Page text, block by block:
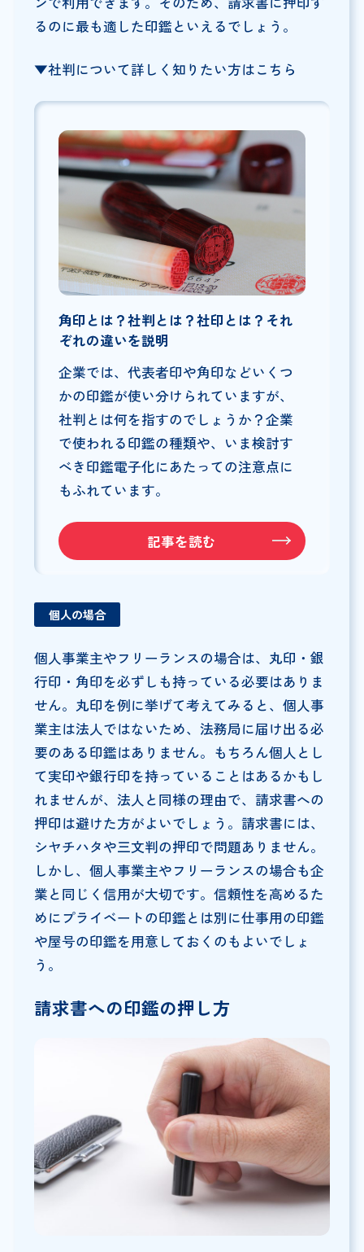
るのに最も適した印鑑といえるでしょう。
▼社判について詳しく知りたい方はこちら
記事を読む
角印とは？社判とは？社印とは？それ
ぞれの違いを説明
企業では、代表者印や角印などいくつ
かの印鑑が使い分けられていますが、
社判とは何を指すのでしょうか？企業
で使われる印鑑の種類や、いま検討す
べき印鑑電子化にあたっての注意点に
もふれています。
個人の場合
個人事業主やフリーランスの場合は、丸印・銀
行印・角印を必ずしも持っている必要はありま
せん。丸印を例に挙げて考えてみると、個人事
業主は法人ではないため、法務局に届け出る必
要のある印鑑はありません。もちろん個人とし
て実印や銀行印を持っていることはあるかもし
れませんが、法人と同様の理由で、請求書への
押印は避けた方がよいでしょう。請求書には、
シヤチハタや三文判の押印で問題ありません。
しかし、個人事業主やフリーランスの場合も企
業と同じく信用が大切です。信頼性を高めるた
めにプライベートの印鑑とは別に仕事用の印鑑
や屋号の印鑑を用意しておくのもよいでしょ
う。
請求書への印鑑の押し方